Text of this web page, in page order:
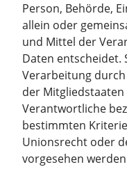
Person, Behörde,
allein oder
und Mittel der
Daten entscheidet.
Verarbeitung
der
Verantwortliche
bestimmten
Unionsrecht oder
vorgesehen